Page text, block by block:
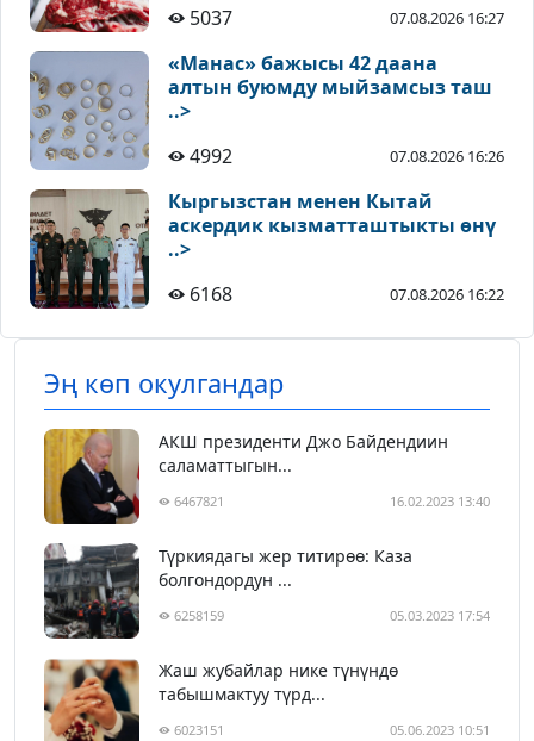
5037 07.08.2026 16:27
«Манас» бажысы 42 даана
алтын буюмду мыйзамсыз таш
..>
4992
07.08.2026 16:26
Кыргызстан менен Кытай
аскердик кызматташтыкты өнү
..>
6168
07.08.2026 16:22
Эң көп окулгандар
АКШ президенти Джо Байдендиин
саламаттыгын...
6467821 16.02.2023 13:40
Түркиядагы жер титирөө: Каза
болгондордун ...
6258159 05.03.2023 17:54
Жаш жубайлар нике түнүндө
табышмактуу түрд...
6023151 05.06.2023 10:51